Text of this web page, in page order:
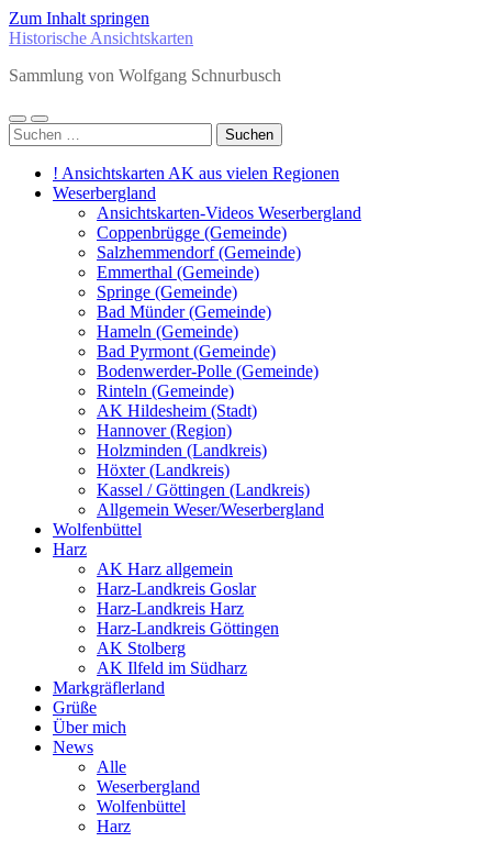
Zum Inhalt springen
Historische Ansichtskarten
Sammlung von Wolfgang Schnurbusch
Mobile-
Menü
Suchfeld
ein-/ausblenden
Suchen
nach:
! Ansichtskarten AK aus vielen Regionen
Weserbergland
Ansichtskarten-Videos Weserbergland
Coppenbrügge (Gemeinde)
Salzhemmendorf (Gemeinde)
Emmerthal (Gemeinde)
Springe (Gemeinde)
Bad Münder (Gemeinde)
Hameln (Gemeinde)
Bad Pyrmont (Gemeinde)
Bodenwerder-Polle (Gemeinde)
Rinteln (Gemeinde)
AK Hildesheim (Stadt)
Hannover (Region)
Holzminden (Landkreis)
Höxter (Landkreis)
Kassel / Göttingen (Landkreis)
Allgemein Weser/Weserbergland
Wolfenbüttel
Harz
AK Harz allgemein
Harz-Landkreis Goslar
Harz-Landkreis Harz
Harz-Landkreis Göttingen
AK Stolberg
AK Ilfeld im Südharz
Markgräflerland
Grüße
Über mich
News
Alle
Weserbergland
Wolfenbüttel
Harz